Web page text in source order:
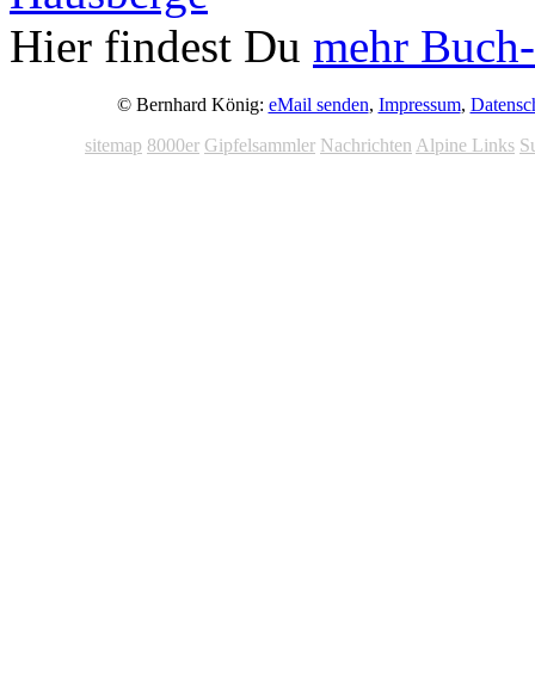
Hier findest Du mehr
© Bernhard König: eMail senden, Impressum,
sitemap 8000er Gipfelsammler Nachrichten Alpine Links